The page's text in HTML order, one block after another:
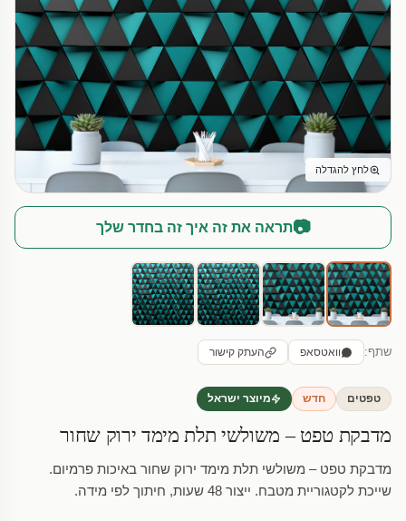
לחץ להגדלה
📷תראה את זה איך זה בחדר שלך
שתף: וואטסאפ העתק קישור
טפטים חדש מיוצר ישראל
מדבקת טפט – משולשי תלת מימד ירוק שחור
מדבקת טפט – משולשי תלת מימד ירוק שחור באיכות פרמיום.
שייכת לקטגוריית מטבח. ייצור 48 שעות, חיתוך לפי מידה.